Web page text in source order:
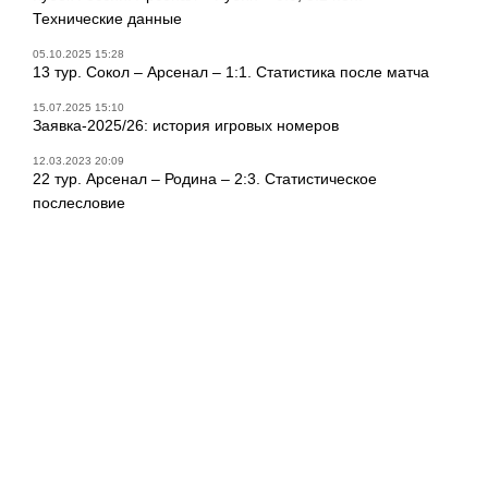
Технические данные
05.10.2025 15:28
13 тур. Сокол – Арсенал – 1:1. Статистика после матча
15.07.2025 15:10
Заявка-2025/26: история игровых номеров
12.03.2023 20:09
22 тур. Арсенал – Родина – 2:3. Статистическое
послесловие